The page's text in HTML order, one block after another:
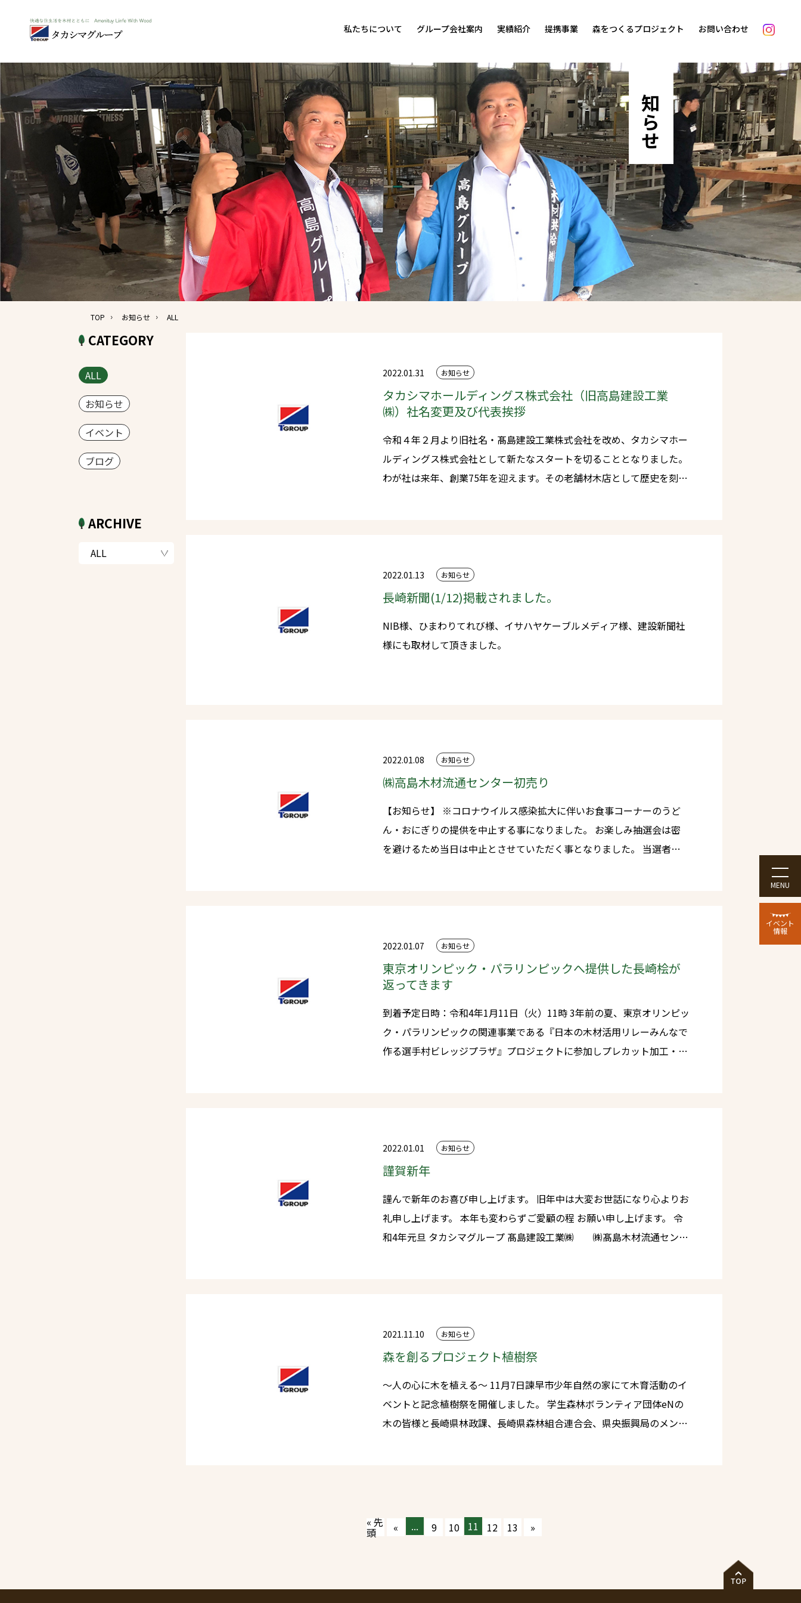
私たちについて グループ会社案内 実績紹介 提携事業 森をつくるプロジェクト お問い合わせ
MENU
イベント
情報
お知らせ
TOP お知らせ ALL
CATEGORY
ALL
お知らせ
イベント
ブログ
ARCHIVE
2022.01.31 お知らせ
タカシマホールディングス株式会社（旧高島建設工業
㈱）社名変更及び代表挨拶
令和４年２月より旧社名・髙島建設工業株式会社を改め、タカシマホー
ルディングス株式会社として新たなスタートを切ることとなりました。
わが社は来年、創業75年を迎えます。その老舗材木店として歴史を刻
誠実」に、さらに「挑戦」という言葉を加え、地域に必要とされる企業
となれるよう、さまざまなことにチャレンジしていくとともに、先代よ
軸であるプレカット事業では、お客様の大切な資産を形作るための丈夫
で安心な構造材を提供すると同時に、木造住宅の新たな可能性を探り、
2022.01.13 お知らせ
長崎新聞(1/12)掲載されました。
NIB様、ひまわりてれび様、イサハヤケーブルメディア様、建設新聞社
様にも取材して頂きました。
2022.01.08 お知らせ
㈱高島木材流通センター初売り
【お知らせ】 ※コロナウイルス感染拡大に伴いお食事コーナーのうど
ん・おにぎりの提供を中止する事になりました。 お楽しみ抽選会は密
を避けるため当日は中止とさせていただく事となりました。 当選者へ
2022.01.07 お知らせ
東京オリンピック・パラリンピックへ提供した長崎桧が
返ってきます
到着予定日時：令和4年1月11日（火）11時 3年前の夏、東京オリンピッ
ク・パラリンピックの関連事業である『日本の木材活用リレーみんなで
作る選手村ビレッジプラザ』プロジェクトに参加しプレカット加工・出
す。 弊社独自の取り組み『再生可能な木材と森を創るプロジェクト』プ
レカット端材を利用し新たな製品を作り→販売した利益の一部で植樹を
あり、森プロチームもこのプロジェクトを一緒に取り組み、素敵な事業
にしていきたいと考えてます。
2022.01.01 お知らせ
謹賀新年
謹んで新年のお喜び申し上げます。 旧年中は大変お世話になり心よりお
礼申し上げます。 本年も変わらずご愛顧の程 お願い申し上げます。 令
和4年元旦 タカシマグループ 髙島建設工業㈱ ㈱髙島木材流通センタ
2021.11.10 お知らせ
森を創るプロジェクト植樹祭
～人の心に木を植える～ 11月7日諫早市少年自然の家にて木育活動のイ
ベントと記念植樹祭を開催しました。 学生森林ボランティア団体eNの
木の皆様と長崎県林政課、長崎県森林組合連合会、県央振興局のメンバ
« 先
頭 « ... 9 10 11 12 13 »